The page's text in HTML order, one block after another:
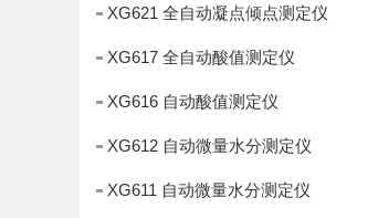
XG621 全自动凝点倾点测定仪
XG617 全自动酸值测定仪
XG616 自动酸值测定仪
XG612 自动微量水分测定仪
XG611 自动微量水分测定仪